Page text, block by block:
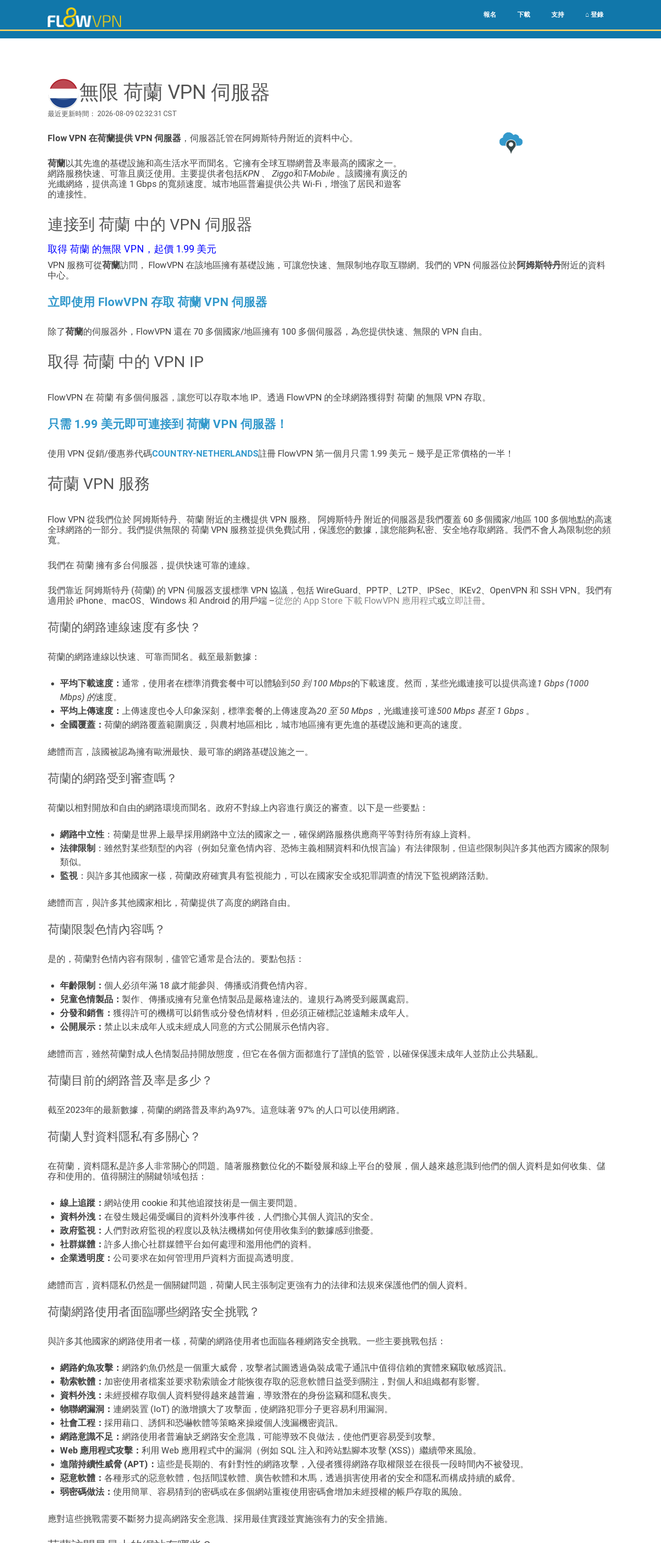
報名 下載 支持 ⌂ 登錄
無限 荷蘭 VPN 伺服器
最近更新時間： 2026-08-09 02:32:31 CST
Flow VPN 在荷蘭提供 VPN 伺服器 ，伺服器託管在阿姆斯特丹附近的資料中心。
荷蘭以其先進的基礎設施和高生活水平而聞名。它擁有全球互聯網普及率最高的國家之一。
網路服務快速、可靠且廣泛使用。主要提供者包括KPN、 Ziggo和T-Mobile 。該國擁有廣泛的
光纖網絡，提供高達 1 Gbps 的寬頻速度。城市地區普遍提供公共 Wi-Fi，增強了居民和遊客
的連接性。
連接到 荷蘭 中的 VPN 伺服器
取得 荷蘭 的無限 VPN，起價 1.99 美元
VPN 服務可從荷蘭訪問， FlowVPN 在該地區擁有基礎設施，可讓您快速、無限制地存取互聯網。我們的 VPN 伺服器位於阿姆斯特丹附近的資料
中心。
立即使用 FlowVPN 存取 荷蘭 VPN 伺服器
除了荷蘭的伺服器外，FlowVPN 還在 70 多個國家/地區擁有 100 多個伺服器，為您提供快速、無限的 VPN 自由。
取得 荷蘭 中的 VPN IP
FlowVPN 在 荷蘭 有多個伺服器，讓您可以存取本地 IP。透過 FlowVPN 的全球網路獲得對 荷蘭 的無限 VPN 存取。
只需 1.99 美元即可連接到 荷蘭 VPN 伺服器！
使用 VPN 促銷/優惠券代碼COUNTRY-NETHERLANDS註冊 FlowVPN 第一個月只需 1.99 美元 – 幾乎是正常價格的一半！
荷蘭 VPN 服務
Flow VPN 從我們位於 阿姆斯特丹、荷蘭 附近的主機提供 VPN 服務。 阿姆斯特丹 附近的伺服器是我們覆蓋 60 多個國家/地區 100 多個地點的高速
全球網路的一部分。我們提供無限的 荷蘭 VPN 服務並提供免費試用，保護您的數據，讓您能夠私密、安全地存取網路。我們不會人為限制您的頻
寬。
我們在 荷蘭 擁有多台伺服器，提供快速可靠的連線。
我們靠近 阿姆斯特丹 (荷蘭) 的 VPN 伺服器支援標準 VPN 協議，包括 WireGuard、PPTP、L2TP、IPSec、IKEv2、OpenVPN 和 SSH VPN。我們有
適用於 iPhone、macOS、Windows 和 Android 的用戶端 –從您的 App Store 下載 FlowVPN 應用程式或立即註冊。
荷蘭的網路連線速度有多快？
荷蘭的網路連線以快速、可靠而聞名。截至最新數據：
平均下載速度： 通常，使用者在標準消費套餐中可以體驗到 50 到 100 Mbps的下載速度。然而，某些光纖連接可以提供高達1 Gbps (1000
Mbps) 的速度。
平均上傳速度： 上傳速度也令人印象深刻，標準套餐的上傳速度為20 至 50 Mbps ，光纖連接可達500 Mbps 甚至 1 Gbps 。
全國覆蓋： 荷蘭的網路覆蓋範圍廣泛，與農村地區相比，城市地區擁有更先進的基礎設施和更高的速度。
總體而言，該國被認為擁有歐洲最快、最可靠的網路基礎設施之一。
荷蘭的網路受到審查嗎？
荷蘭以相對開放和自由的網路環境而聞名。政府不對線上內容進行廣泛的審查。以下是一些要點：
網路中立性 ：荷蘭是世界上最早採用網路中立法的國家之一，確保網路服務供應商平等對待所有線上資料。
法律限制 ：雖然對某些類型的內容（例如兒童色情內容、恐怖主義相關資料和仇恨言論）有法律限制，但這些限制與許多其他西方國家的限制
類似。
監視：與許多其他國家一樣，荷蘭政府確實具有監視能力，可以在國家安全或犯罪調查的情況下監視網路活動。
總體而言，與許多其他國家相比，荷蘭提供了高度的網路自由。
荷蘭限製色情內容嗎？
是的，荷蘭對色情內容有限制，儘管它通常是合法的。要點包括：
年齡限制： 個人必須年滿 18 歲才能參與、傳播或消費色情內容。
兒童色情製品： 製作、傳播或擁有兒童色情製品是嚴格違法的。違規行為將受到嚴厲處罰。
分發和銷售： 獲得許可的機構可以銷售或分發色情材料，但必須正確標記並遠離未成年人。
公開展示： 禁止以未成年人或未經成人同意的方式公開展示色情內容。
總體而言，雖然荷蘭對成人色情製品持開放態度，但它在各個方面都進行了謹慎的監管，以確保保護未成年人並防止公共騷亂。
荷蘭目前的網路普及率是多少？
截至2023年的最新數據，荷蘭的網路普及率約為97%。這意味著 97% 的人口可以使用網路。
荷蘭人對資料隱私有多關心？
在荷蘭，資料隱私是許多人非常關心的問題。隨著服務數位化的不斷發展和線上平台的發展，個人越來越意識到他們的個人資料是如何收集、儲
存和使用的。值得關注的關鍵領域包括：
線上追蹤： 網站使用 cookie 和其他追蹤技術是一個主要問題。
資料外洩： 在發生幾起備受矚目的資料外洩事件後，人們擔心其個人資訊的安全。
政府監視： 人們對政府監視的程度以及執法機構如何使用收集到的數據感到擔憂。
社群媒體： 許多人擔心社群媒體平台如何處理和濫用他們的資料。
企業透明度： 公司要求在如何管理用戶資料方面提高透明度。
總體而言，資料隱私仍然是一個關鍵問題，荷蘭人民主張制定更強有力的法律和法規來保護他們的個人資料。
荷蘭網路使用者面臨哪些網路安全挑戰？
與許多其他國家的網路使用者一樣，荷蘭的網路使用者也面臨各種網路安全挑戰。一些主要挑戰包括：
網路釣魚攻擊： 網路釣魚仍然是一個重大威脅，攻擊者試圖透過偽裝成電子通訊中值得信賴的實體來竊取敏感資訊。
勒索軟體： 加密使用者檔案並要求勒索贖金才能恢復存取的惡意軟體日益受到關注，對個人和組織都有影響。
資料外洩： 未經授權存取個人資料變得越來越普遍，導致潛在的身份盜竊和隱私喪失。
物聯網漏洞： 連網裝置 (IoT) 的激增擴大了攻擊面，使網路犯罪分子更容易利用漏洞。
社會工程： 採用藉口、誘餌和恐嚇軟體等策略來操縱個人洩漏機密資訊。
網路意識不足： 網路使用者普遍缺乏網路安全意識，可能導致不良做法，使他們更容易受到攻擊。
Web 應用程式攻擊： 利用 Web 應用程式中的漏洞（例如 SQL 注入和跨站點腳本攻擊 (XSS)）繼續帶來風險。
進階持續性威脅 (APT)： 這些是長期的、有針對性的網路攻擊，入侵者獲得網路存取權限並在很長一段時間內不被發現。
惡意軟體： 各種形式的惡意軟體，包括間諜軟體、廣告軟體和木馬，透過損害使用者的安全和隱私而構成持續的威脅。
弱密碼做法： 使用簡單、容易猜到的密碼或在多個網站重複使用密碼會增加未經授權的帳戶存取的風險。
應對這些挑戰需要不斷努力提高網路安全意識、採用最佳實踐並實施強有力的安全措施。